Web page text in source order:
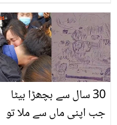
کون سا بڑا مرض ہے جس
ہر وقت موت ان کے سر پر
موجود رہتی ہے؟ انٹرویو
وائرل
30 سال سے بچھڑا بیٹا
جب اپنی ماں سے ملا تو